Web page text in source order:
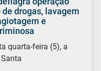
drogas, lavagem
e
quarta-feira (5), a